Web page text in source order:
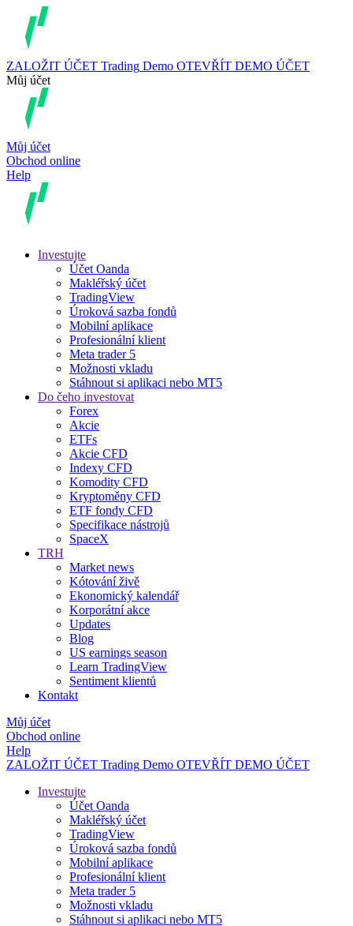
ZALOŽIT ÚČET Trading Demo OTEVŘÍT DEMO ÚČET
Můj účet
Můj účet
Obchod online
Help
Investujte
Účet Oanda
Makléřský účet
TradingView
Úroková sazba fondů
Mobilní aplikace
Profesionální klient
Meta trader 5
Možnosti vkladu
Stáhnout si aplikaci nebo MT5
Do čeho investovat
Forex
Akcie
ETFs
Akcie CFD
Indexy CFD
Komodity CFD
Kryptoměny CFD
ETF fondy CFD
Specifikace nástrojů
SpaceX
TRH
Market news
Kótování živě
Ekonomický kalendář
Korporátní akce
Updates
Blog
US earnings season
Learn TradingView
Sentiment klientů
Kontakt
Můj účet
Obchod online
Help
ZALOŽIT ÚČET Trading Demo OTEVŘÍT DEMO ÚČET
Investujte
Účet Oanda
Makléřský účet
TradingView
Úroková sazba fondů
Mobilní aplikace
Profesionální klient
Meta trader 5
Možnosti vkladu
Stáhnout si aplikaci nebo MT5